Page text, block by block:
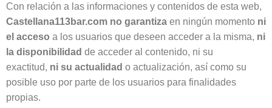
Con relación a las informaciones y contenidos de esta web,
Castellana113bar.com no garantiza en ningún momento ni
el acceso a los usuarios que deseen acceder a la misma, ni
la disponibilidad de acceder al contenido, ni su
exactitud, ni su actualidad o actualización, así como su
posible uso por parte de los usuarios para finalidades
propias.